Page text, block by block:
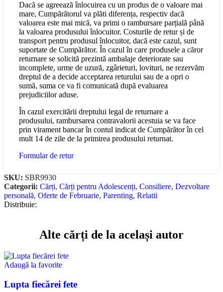
Dacă se agreează înlocuirea cu un produs de o valoare mai
mare, Cumpărătorul va plăti diferența, respectiv dacă
valoarea este mai mică, va primi o rambursare parțială până
la valoarea produsului înlocuitor. Costurile de retur și de
transport pentru produsul înlocuitor, dacă este cazul, sunt
suportate de Cumpărător. În cazul în care produsele a căror
returnare se solicită prezintă ambalaje deteriorate sau
incomplete, urme de uzură, zgârieturi, lovituri, ne rezervăm
dreptul de a decide acceptarea returului sau de a opri o
sumă, suma ce va fi comunicată după evaluarea
prejudiciilor aduse.
În cazul exercitării dreptului legal de returnare a
produsului, rambursarea contravalorii acestuia se va face
prin virament bancar în contul indicat de Cumpărător în cel
mult 14 de zile de la primirea produsului returnat.
Formular de retur
SKU: SBR9930
Categorii: Cărți, Cărți pentru Adolescenți, Consiliere, Dezvoltare
personală, Oferte de Februarie, Parenting, Relatii
Distribuie:
Alte cărți de la același autor
Adaugă la favorite
Lupta fiecărei fete